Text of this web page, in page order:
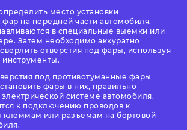
место установки
на передней части автомобиля.
в специальные выемки или
Затем необходимо аккуратно
отверстия под фары, используя
под противотуманные фары
фары в них, правильно
системе автомобиля.
к подключению проводов к
клеммам или разъемам на бортовой